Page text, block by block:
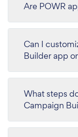
Are POWR
Can I
Builder app
What steps
Campaign